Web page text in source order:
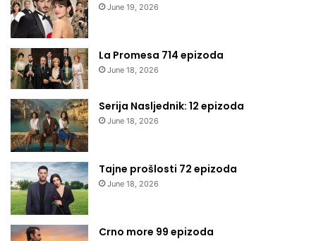
June 19, 2026
La Promesa 714 epizoda
June 18, 2026
Serija Nasljednik: 12 epizoda
June 18, 2026
Tajne prošlosti 72 epizoda
June 18, 2026
Crno more 99 epizoda